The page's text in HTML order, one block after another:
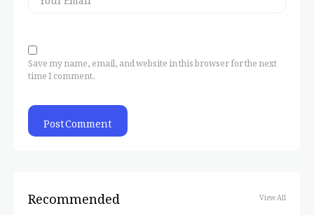
Save my name, email, and website in this browser for the next
time I comment.
Recommended View All